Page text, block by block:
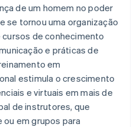
de um homem no poder
se tornou uma organização
de conhecimento
e práticas de
em
estimula o crescimento
e virtuais em mais de
de instrutores, que
em grupos para